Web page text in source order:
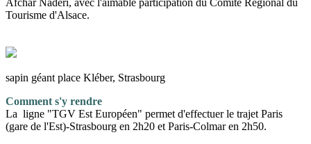
Afchar Naderi, avec l'aimable participation du Comité Régional du
Tourisme d'Alsace.
sapin géant place Kléber, Strasbourg
Comment s'y rendre
La ligne "TGV Est Européen" permet d'effectuer le trajet Paris
(gare de l'Est)-Strasbourg en 2h20 et Paris-Colmar en 2h50.